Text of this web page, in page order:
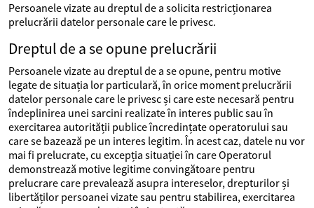
Persoanele vizate au dreptul de a solicita restricționarea
prelucrării datelor personale care le privesc.
Dreptul de a se opune prelucrării
Persoanele vizate au dreptul de a se opune, pentru motive
legate de situația lor particulară, în orice moment prelucrării
datelor personale care le privesc și care este necesară pentru
îndeplinirea unei sarcini realizate în interes public sau în
exercitarea autorității publice încredințate operatorului sau
care se bazează pe un interes legitim. În acest caz, datele nu vor
mai fi prelucrate, cu excepția situației în care Operatorul
demonstrează motive legitime convingătoare pentru
prelucrare care prevalează asupra intereselor, drepturilor și
libertăților persoanei vizate sau pentru stabilirea, exercitarea